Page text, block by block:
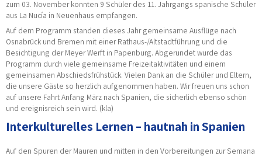
zum 03. November konnten 9 Schüler des 11. Jahrgangs spanische Schüler
aus La Nucía in Neuenhaus empfangen.
Auf dem Programm standen dieses Jahr gemeinsame Ausflüge nach
Osnabrück und Bremen mit einer Rathaus-/Altstadtführung und die
Besichtigung der Meyer Werft in Papenburg. Abgerundet wurde das
Programm durch viele gemeinsame Freizeitaktivitäten und einem
gemeinsamen Abschiedsfrühstück. Vielen Dank an die Schüler und Eltern,
die unsere Gäste so herzlich aufgenommen haben. Wir freuen uns schon
auf unsere Fahrt Anfang März nach Spanien, die sicherlich ebenso schön
und ereignisreich sein wird. (kla)
Interkulturelles Lernen – hautnah in Spanien
Auf den Spuren der Mauren und mitten in den Vorbereitungen zur Semana